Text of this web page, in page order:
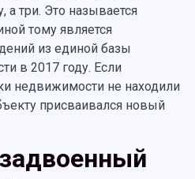
а три. Это называется
тому является
из единой базы
в 2017 году. Если
недвижимости не находили
присваивался новый